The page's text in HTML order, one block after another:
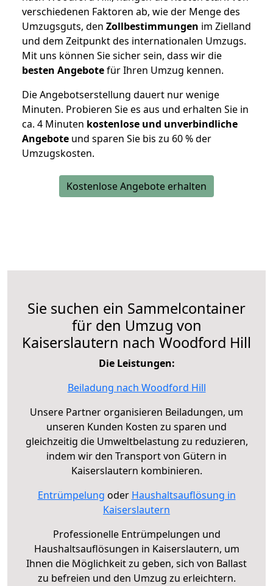
verschiedenen Faktoren ab, wie der Menge des
Umzugsguts, den Zollbestimmungen im Zielland
und dem Zeitpunkt des internationalen Umzugs.
Mit uns können Sie sicher sein, dass wir die
besten Angebotefür Ihren Umzug kennen.
Die Angebotserstellung dauert nur wenige
Minuten. Probieren Sie es aus und erhalten Sie in
ca. 4 Minuten kostenlose und unverbindliche
Angebote und sparen Sie bis zu 60 % der
Umzugskosten.
Kostenlose Angebote erhalten
Sie suchen ein Sammelcontainer
für den Umzug von
Kaiserslautern nach Woodford Hill
Die Leistungen:
Beiladung nach Woodford Hill
Unsere Partner organisieren Beiladungen, um
unseren Kunden Kosten zu sparen und
gleichzeitig die Umweltbelastung zu reduzieren,
indem wir den Transport von Gütern in
Kaiserslautern kombinieren.
Entrümpelung oder Haushaltsauflösung in
Kaiserslautern
Professionelle Entrümpelungen und
Haushaltsauflösungen in Kaiserslautern, um
Ihnen die Möglichkeit zu geben, sich von Ballast
zu befreien und den Umzug zu erleichtern.